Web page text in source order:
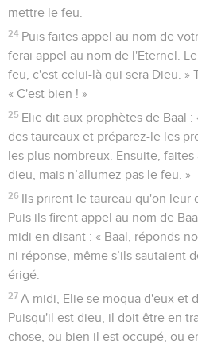
mettre le feu.
24 Puis faites appel au nom de
ferai appel au nom de l'Eternel.
feu, c'est celui-là qui sera Dieu. »
« C'est bien ! »
25 Elie dit aux prophètes de Baal
des taureaux et préparez-le les
les plus nombreux. Ensuite,
dieu, mais n’allumez pas le feu. »
26 Ils prirent le taureau qu'on leur
Puis ils firent appel au nom de
midi en disant : « Baal, réponds-
ni réponse, même s’ils sautaient
érigé.
27 A midi, Elie se moqua d'eux et
Puisqu'il est dieu, il doit être en
chose, ou bien il est occupé, ou